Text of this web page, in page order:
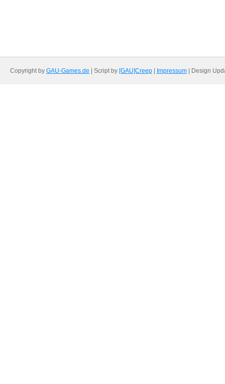
Copyright by GAU-Games.de | Script by [GAU]Creep Impressum | Design